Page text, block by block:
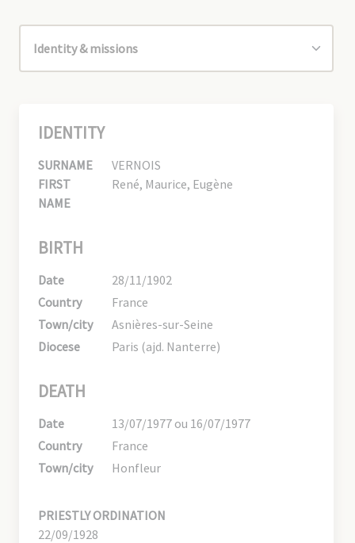
IDENTITY
SURNAME
VERNOIS
FIRST
NAME
René, Maurice, Eugène
BIRTH
Date
28/11/1902
Country
France
Town/city
Asnières-sur-Seine
Diocese
Paris (ajd. Nanterre)
DEATH
Date
13/07/1977 ou 16/07/1977
Country
France
Town/city
Honfleur
PRIESTLY ORDINATION
22/09/1928